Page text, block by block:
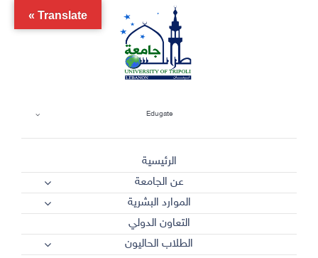
Edugate
الرئيسية
عن الجامعة
الموارد البشرية
التعاون الدولي
الطلاب الحاليون
Translate »